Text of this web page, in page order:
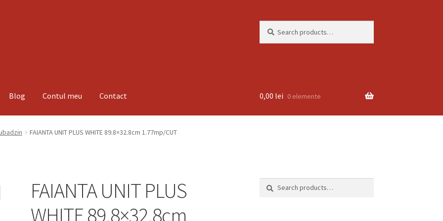
for:
Blog Contul meu Contact
noi Informatii MagazinPlată
0,00 lei 0 elemente
FAIANTA UNIT PLUS WHITE 89.8×32.8cm 1.77mp/CUT
FAIANTA UNIT PLUS
WHITE 89.8×32.8cm
Search
Search